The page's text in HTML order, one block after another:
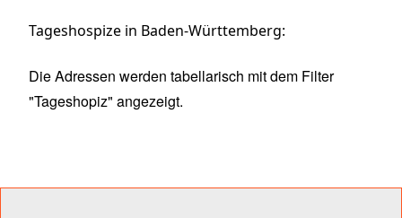
Tageshospize in Baden-Württemberg:
Die Adressen werden tabellarisch mit dem Filter
"Tageshopiz" angezeigt.